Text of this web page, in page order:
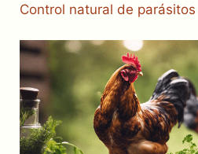
Control natural de